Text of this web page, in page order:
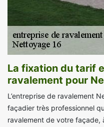
La fixation du tarif
ravalement pour
L’entreprise de ravalement
façadier très professionnel
ravalement de votre façade,